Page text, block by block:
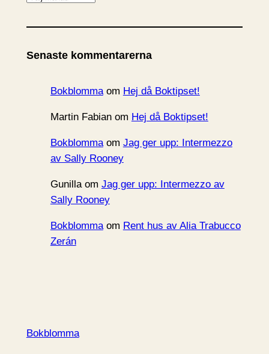
k
v
Senaste kommentarerna
Bokblommaom Hej då Boktipset!
Martin Fabianom Hej då Boktipset!
Bokblommaom Jag ger upp: Intermezzo
av Sally Rooney
Gunillaom Jag ger upp: Intermezzo av
Sally Rooney
Bokblommaom Rent hus av Alia Trabucco
Zerán
Bokblomma